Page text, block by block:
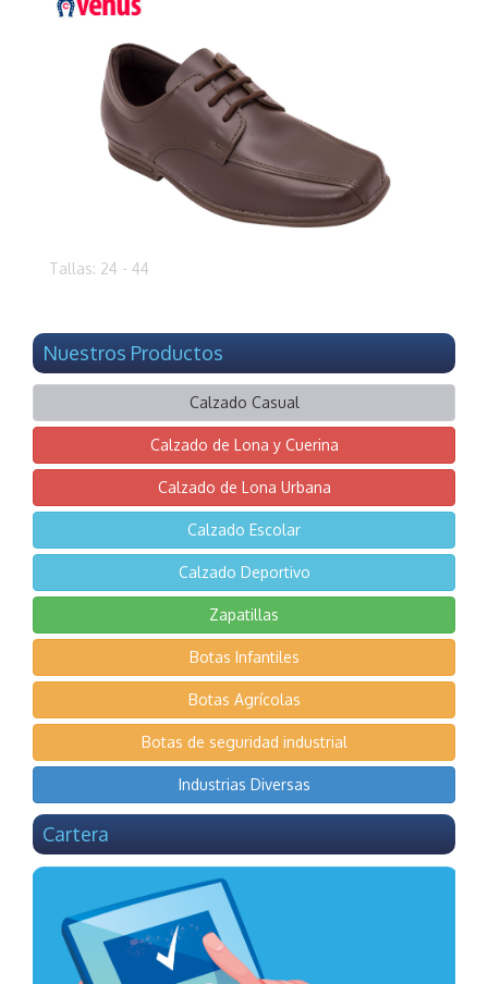
Tallas: 24 - 44
Nuestros Productos
Calzado Casual
Calzado de Lona y Cuerina
Calzado de Lona Urbana
Calzado Escolar
Calzado Deportivo
Zapatillas
Botas Infantiles
Botas Agrícolas
Botas de seguridad industrial
Industrias Diversas
Cartera